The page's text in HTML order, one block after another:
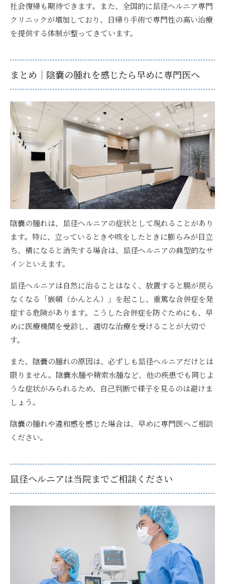
社会復帰も期待できます。また、全国的に鼠径ヘルニア専門
クリニックが増加しており、日帰り手術で専門性の高い治療
を提供する体制が整ってきています。
まとめ｜陰嚢の腫れを感じたら早めに専門医へ
陰嚢の腫れは、鼠径ヘルニアの症状として現れることがあり
ます。特に、立っているときや咳をしたときに膨らみが目立
ち、横になると消失する場合は、鼠径ヘルニアの典型的なサ
インといえます。
鼠径ヘルニアは自然に治ることはなく、放置すると腸が戻ら
なくなる「嵌頓（かんとん）」を起こし、重篤な合併症を発
症する危険があります。こうした合併症を防ぐためにも、早
めに医療機関を受診し、適切な治療を受けることが大切で
す。
また、陰嚢の腫れの原因は、必ずしも鼠径ヘルニアだけとは
限りません。陰嚢水腫や精索水腫など、他の疾患でも同じよ
うな症状がみられるため、自己判断で様子を見るのは避けま
しょう。
陰嚢の腫れや違和感を感じた場合は、早めに専門医へご相談
ください。
鼠径ヘルニアは当院までご相談ください